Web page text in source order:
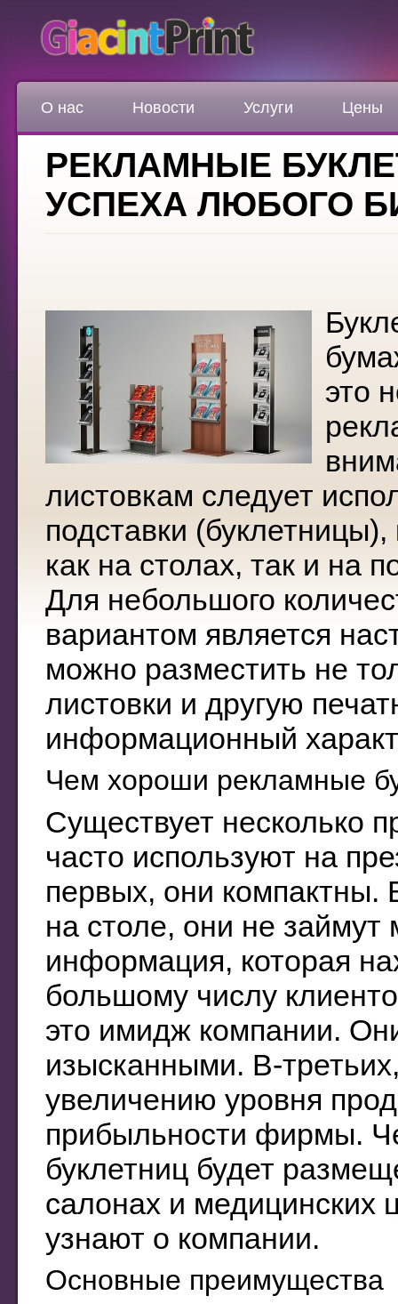
О нас Новости Услуги Цены
РЕКЛАМНЫЕ
УСПЕХА ЛЮБОГО
это
листовкам следует
подставки
как на столах, так и на
Для небольшого
вариантом является
можно разместить не
листовки и другую
информационный
Чем хороши рекламные
Существует несколько
часто используют на
первых, они компактны.
на столе, они не займут
информация, которая
большому числу
это имидж компании.
изысканными. В-
увеличению уровня
прибыльности фирмы.
буклетниц будет
салонах и медицинских
узнают о компании.
Основные преимущества